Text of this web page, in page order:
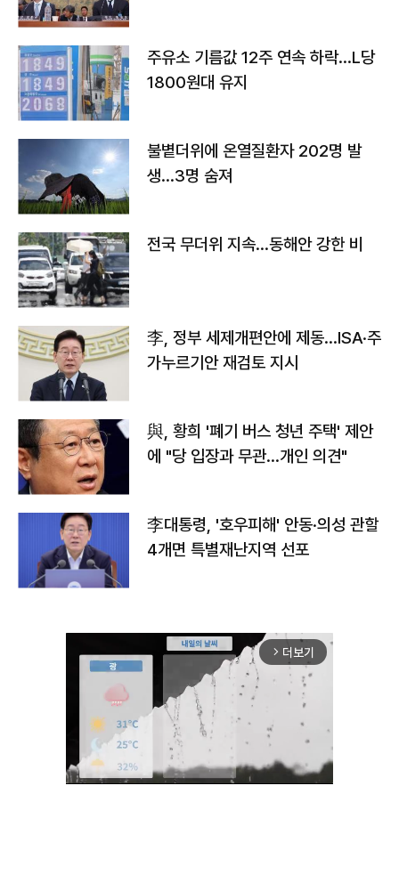
주유소 기름값 12주 연속 하락…L당
1800원대 유지
불볕더위에 온열질환자 202명 발
생…3명 숨져
전국 무더위 지속…동해안 강한 비
李, 정부 세제개편안에 제동…ISA·주
가누르기안 재검토 지시
與, 황희 '폐기 버스 청년 주택' 제안
에 "당 입장과 무관…개인 의견"
李대통령, '호우피해' 안동·의성 관할
4개면 특별재난지역 선포
arrow_forward_ios 더보기